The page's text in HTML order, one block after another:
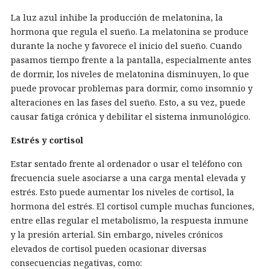
La luz azul inhibe la producción de melatonina, la
hormona que regula el sueño. La melatonina se produce
durante la noche y favorece el inicio del sueño. Cuando
pasamos tiempo frente a la pantalla, especialmente antes
de dormir, los niveles de melatonina disminuyen, lo que
puede provocar problemas para dormir, como insomnio y
alteraciones en las fases del sueño. Esto, a su vez, puede
causar fatiga crónica y debilitar el sistema inmunológico.
Estrés y cortisol
Estar sentado frente al ordenador o usar el teléfono con
frecuencia suele asociarse a una carga mental elevada y
estrés. Esto puede aumentar los niveles de cortisol, la
hormona del estrés. El cortisol cumple muchas funciones,
entre ellas regular el metabolismo, la respuesta inmune
y la presión arterial. Sin embargo, niveles crónicos
elevados de cortisol pueden ocasionar diversas
consecuencias negativas, como: